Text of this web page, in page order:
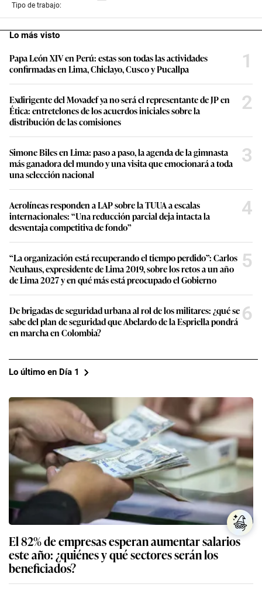
Tipo de trabajo:
Lo más visto
Papa León XIV en Perú: estas son todas las actividades
confirmadas en Lima, Chiclayo, Cusco y Pucallpa
1
Exdirigente del Movadef ya no será el representante de JP en
Ética: entretelones de los acuerdos iniciales sobre la
distribución de las comisiones
2
Simone Biles en Lima: paso a paso, la agenda de la gimnasta
más ganadora del mundo y una visita que emocionará a toda
una selección nacional
3
Aerolíneas responden a LAP sobre la TUUA a escalas
internacionales: “Una reducción parcial deja intacta la
desventaja competitiva de fondo”
4
“La organización está recuperando el tiempo perdido”: Carlos
Neuhaus, expresidente de Lima 2019, sobre los retos a un año
de Lima 2027 y en qué más está preocupado el Gobierno
5
De brigadas de seguridad urbana al rol de los militares: ¿qué se
sabe del plan de seguridad que Abelardo de la Espriella pondrá
en marcha en Colombia?
6
Lo último en Día 1
El 82% de empresas esperan aumentar salarios
este año: ¿quiénes y qué sectores serán los
beneficiados?